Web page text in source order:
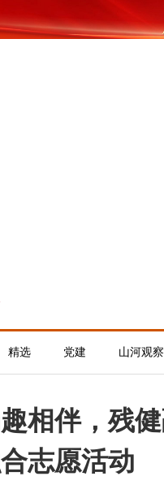
精选 党建 山河观察
相伴，残
志愿活动